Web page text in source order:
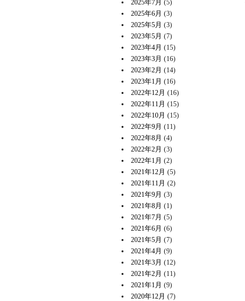
2025年7月 (5)
2025年6月 (3)
2025年5月 (3)
2023年5月 (7)
2023年4月 (15)
2023年3月 (16)
2023年2月 (14)
2023年1月 (16)
2022年12月 (16)
2022年11月 (15)
2022年10月 (15)
2022年9月 (11)
2022年8月 (4)
2022年2月 (3)
2022年1月 (2)
2021年12月 (5)
2021年11月 (2)
2021年9月 (3)
2021年8月 (1)
2021年7月 (5)
2021年6月 (6)
2021年5月 (7)
2021年4月 (9)
2021年3月 (12)
2021年2月 (11)
2021年1月 (9)
2020年12月 (7)